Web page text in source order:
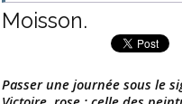
Moisson.
Passer une journée sous le